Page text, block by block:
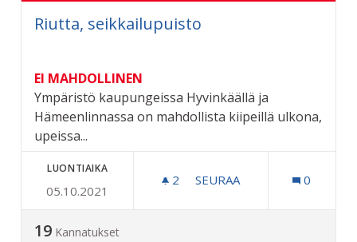
Riutta, seikkailupuisto
EI MAHDOLLINEN
Ympäristö kaupungeissa Hyvinkäällä ja
Hämeenlinnassa on mahdollista kiipeillä ulkona,
upeissa...
LUONTIAIKA
05.10.2021
2 2 SEURAAJAA
SEURAA 0
19 Kannatukset